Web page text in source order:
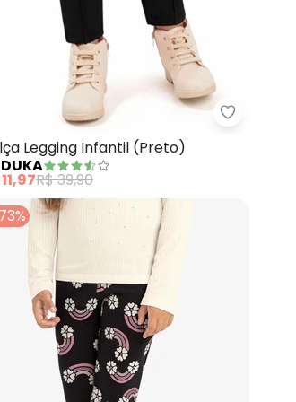
Legging Infantil em Suplex (Preto)Duduka -
Legging Infantil (Preto)
R$ 39,90